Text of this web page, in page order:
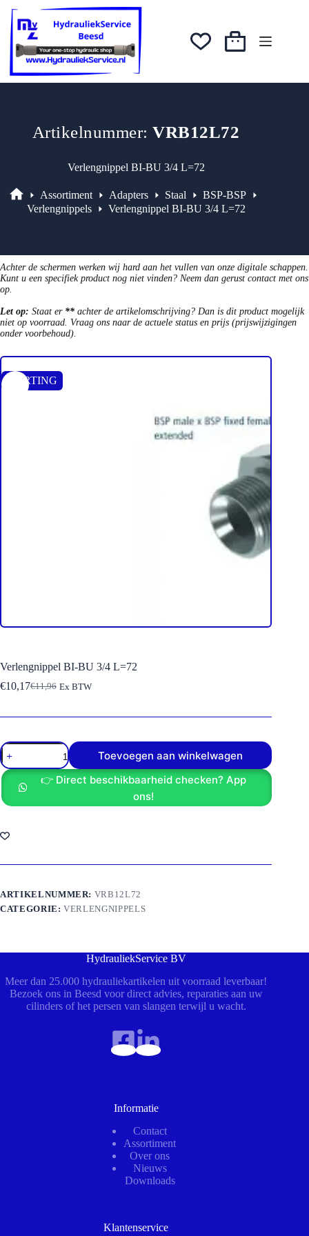
naar
inhoud
was:
€11,96.
€10,17.
Winkelwagen
Artikelnummer:VRB12L72
Verlengnippel BI-BU 3/4 L=72
Assortiment
Assortiment Adapters Staal
BSP-BSP
Verlengnippels
Verlengnippel BI-BU 3/4 L=72
Achter de schermen werken wij hard aan het vullen van onze digitale schappen.
Kunt u een specifiek product nog niet vinden? Neem dan gerust contact met ons
op.
Let op: Staat er ** achter de artikelomschrijving? Dan is dit product mogelijk
niet op voorraad. Vraag ons naar de actuele status en prijs (prijswijzigingen
onder voorbehoud).
KORTING
Verlengnippel BI-BU 3/4 L=72
€11,96
Oorspronkelijke
was:
€10,17Huidige
is:
Ex BTW
Verlengnippel
BI-
BU
L=72
aantal
Toevoegen aan winkelwagen
👉 Direct beschikbaarheid checken? App
ons!
ARTIKELNUMMER: VRB12L72
CATEGORIE:VERLENGNIPPELS
HydrauliekService BV
Meer dan 25.000 hydrauliekartikelen uit voorraad leverbaar!
Bezoek ons in Beesd voor direct advies, reparaties aan uw
cilinders of het persen van slangen terwijl u wacht.
Informatie
Contact
Assortiment
Over ons
Nieuws
Downloads
Klantenservice